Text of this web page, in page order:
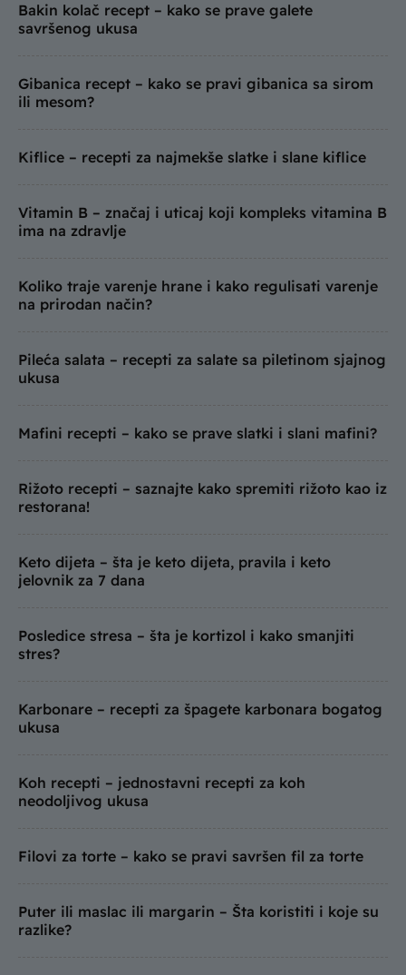
Bakin kolač recept – kako se prave galete
savršenog ukusa
Gibanica recept – kako se pravi gibanica sa sirom
ili mesom?
Kiflice – recepti za najmekše slatke i slane kiflice
Vitamin B – značaj i uticaj koji kompleks vitamina B
ima na zdravlje
Koliko traje varenje hrane i kako regulisati varenje
na prirodan način?
Pileća salata – recepti za salate sa piletinom sjajnog
ukusa
Mafini recepti – kako se prave slatki i slani mafini?
Rižoto recepti – saznajte kako spremiti rižoto kao iz
restorana!
Keto dijeta – šta je keto dijeta, pravila i keto
jelovnik za 7 dana
Posledice stresa – šta je kortizol i kako smanjiti
stres?
Karbonare – recepti za špagete karbonara bogatog
ukusa
Koh recepti – jednostavni recepti za koh
neodoljivog ukusa
Filovi za torte – kako se pravi savršen fil za torte
Puter ili maslac ili margarin – Šta koristiti i koje su
razlike?